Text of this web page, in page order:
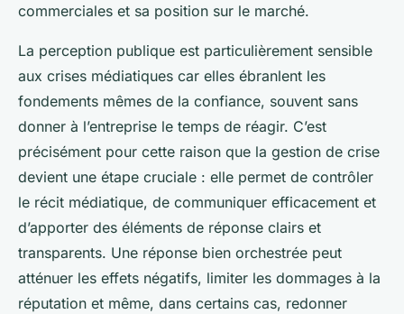
commerciales et sa position sur le marché.
La perception publique est particulièrement sensible
aux crises médiatiques car elles ébranlent les
fondements mêmes de la confiance, souvent sans
donner à l’entreprise le temps de réagir. C’est
précisément pour cette raison que la gestion de crise
devient une étape cruciale : elle permet de contrôler
le récit médiatique, de communiquer efficacement et
d’apporter des éléments de réponse clairs et
transparents. Une réponse bien orchestrée peut
atténuer les effets négatifs, limiter les dommages à la
réputation et même, dans certains cas, redonner